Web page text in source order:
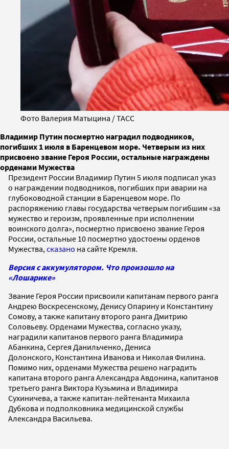
Фото Валерия Матыцина / ТАСС
Владимир Путин посмертно наградил подводников,
погибших 1 июля в Баренцевом море. Четверым из них
присвоено звание Героя России, остальные награждены
орденами Мужества
Президент России Владимир Путин 5 июля подписал указ
о награждении подводников, погибших при аварии на
глубоководной станции в Баренцевом море. По
распоряжению главы государства четверым погибшим «за
мужество и героизм, проявленные при исполнении
воинского долга», посмертно присвоено звание Героя
России, остальные 10 посмертно удостоены орденов
Мужества, сказано на сайте Кремля.
Версия с аккумулятором. Что произошло на
«Лошарике»
Звание Героя России присвоили капитанам первого ранга
Андрею Воскресенскому, Денису Опарину и Константину
Сомову, а также капитану второго ранга Дмитрию
Соловьеву. Орденами Мужества, согласно указу,
наградили капитанов первого ранга Владимира
Абанкина, Сергея Данильченко, Дениса
Долонского, Константина Иванова и Николая Филина.
Помимо них, орденами Мужества решено наградить
капитана второго ранга Александра Авдонина, капитанов
третьего ранга Виктора Кузьмина и Владимира
Сухиничева, а также капитан-лейтенанта Михаила
Дубкова и подполковника медицинской службы
Александра Васильева.